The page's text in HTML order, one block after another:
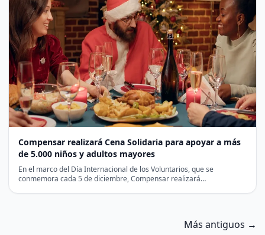
Compensar realizará Cena Solidaria para apoyar a más
de 5.000 niños y adultos mayores
En el marco del Día Internacional de los Voluntarios, que se
conmemora cada 5 de diciembre, Compensar realizará…
Más antiguos →